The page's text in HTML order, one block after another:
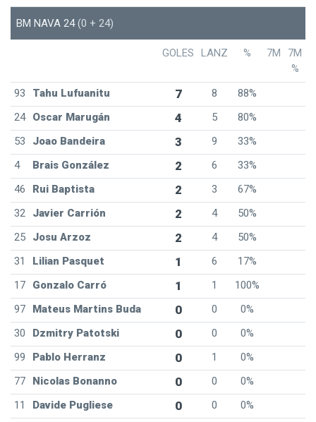
BM NAVA 24(0 + 24)
GOLES LANZ % 7M
7M
%
93
Tahu Lufuanitu 7 8
88%
24
Oscar Marugán 4 5
80%
53
Joao Bandeira 3 9
33%
4
Brais González 2 6
33%
46
Rui Baptista 2 3
67%
32
Javier Carrión 2 4
50%
25
Josu Arzoz 2 4
50%
31
Lilian Pasquet 1 6
17%
17
Gonzalo Carró 1 1
100%
97
Mateus Martins Buda 0 0
0%
30
Dzmitry Patotski 0 0
0%
99
Pablo Herranz 0 1
0%
77
Nicolas Bonanno 0 0
0%
11
Davide Pugliese 0 0
0%